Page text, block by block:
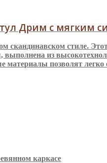
Дрим с мягким
скандинавском стиле.
из
материалы позволят
каркасе